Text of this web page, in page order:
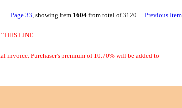
Page 33, showing item 1604 from total of 3120 Previous Item
THIS LINE
invoice. Purchaser's premium of 10.70% will be added to